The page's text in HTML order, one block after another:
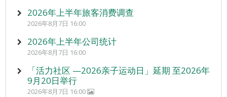
2026年上半年旅客消费调查
2026年8月7日 16:00
2026年上半年公司统计
2026年8月7日 16:00
「活力社区 —2026亲子运动日」延期 至2026年
9月20日举行
2026年8月7日 16:00